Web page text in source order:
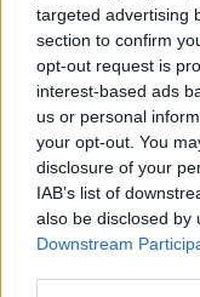
targeted advertising
section to confirm
opt-out request is
interest-based ads
us or personal
your opt-out. You
disclosure of your
IAB’s list of
also be disclosed by
Downstream
KULTÚRA #
#DÍSZLET